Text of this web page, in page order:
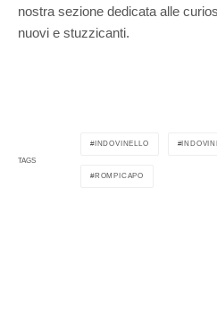
nostra sezione dedicata alle
nuovi e stuzzicanti.
TAGS
INDOVINELLO
ROMPICAPO